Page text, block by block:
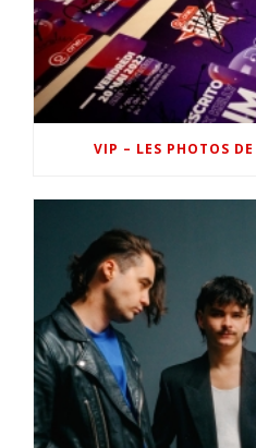
VIP – LES PHOTOS